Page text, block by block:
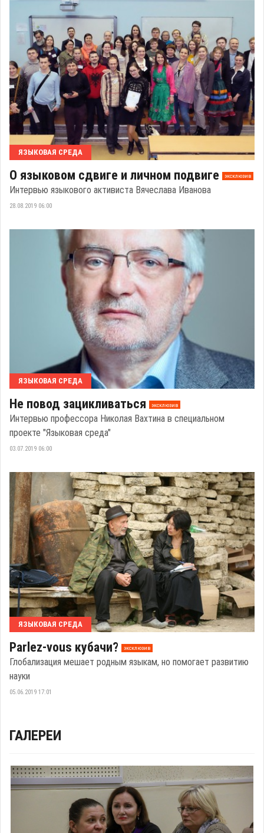
ЯЗЫКОВАЯ СРЕДА
О языковом сдвиге и личном подвиге эксклюзив
Интервью языкового активиста Вячеслава Иванова
28.08.2019 06:00
ЯЗЫКОВАЯ СРЕДА
Не повод зацикливаться эксклюзив
Интервью профессора Николая Вахтина в специальном
проекте "Языковая среда"
03.07.2019 06:00
ЯЗЫКОВАЯ СРЕДА
Parlez-vous кубачи? эксклюзив
Глобализация мешает родным языкам, но помогает развитию
науки
05.06.2019 17:01
ГАЛЕРЕИ